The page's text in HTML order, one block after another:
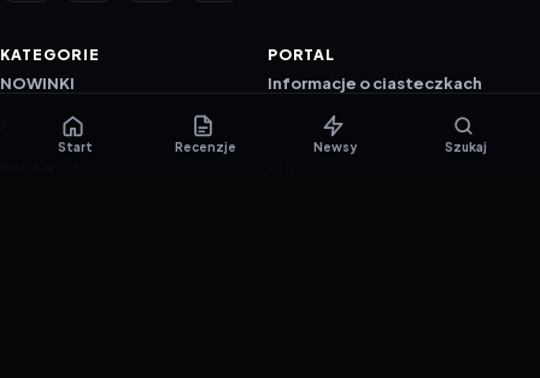
KATEGORIE
NOWINKI
PORADNIKI
PORTAL
Informacje o ciasteczkach
Polityka prywatności
Start Recenzje Newsy Szukaj